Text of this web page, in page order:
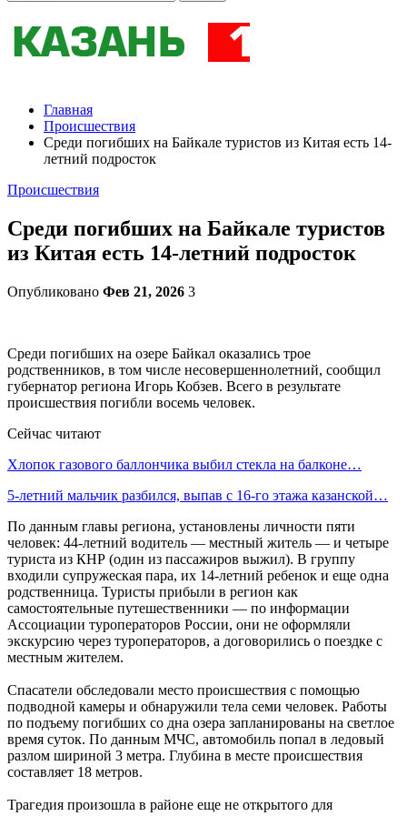
Главная
Происшествия
Среди погибших на Байкале туристов из Китая есть 14-
летний подросток
Происшествия
Среди погибших на Байкале туристов
из Китая есть 14-летний подросток
Опубликовано Фев 21, 2026 3
Среди погибших на озере Байкал оказались трое
родственников, в том числе несовершеннолетний, сообщил
губернатор региона Игорь Кобзев. Всего в результате
происшествия погибли восемь человек.
Сейчас читают
Хлопок газового баллончика выбил стекла на балконе…
5-летний мальчик разбился, выпав с 16-го этажа казанской…
По данным главы региона, установлены личности пяти
человек: 44‑летний водитель — местный житель — и четыре
туриста из КНР (один из пассажиров выжил). В группу
входили супружеская пара, их 14‑летний ребенок и еще одна
родственница. Туристы прибыли в регион как
самостоятельные путешественники — по информации
Ассоциации туроператоров России, они не оформляли
экскурсию через туроператоров, а договорились о поездке с
местным жителем.
Спасатели обследовали место происшествия с помощью
подводной камеры и обнаружили тела семи человек. Работы
по подъему погибших со дна озера запланированы на светлое
время суток. По данным МЧС, автомобиль попал в ледовый
разлом шириной 3 метра. Глубина в месте происшествия
составляет 18 метров.
Трагедия произошла в районе еще не открытого для